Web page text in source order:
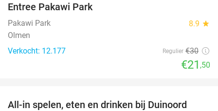
Entree Pakawi Park
Pakawi Park 8.9 star
Olmen
Verkocht: 12.177
Regulier €30
€21 ,50
All-in spelen, eten en drinken bij Duinoord